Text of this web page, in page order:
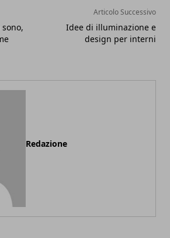
Articolo Successivo
Idee di illuminazione e
design per interni
Redazione